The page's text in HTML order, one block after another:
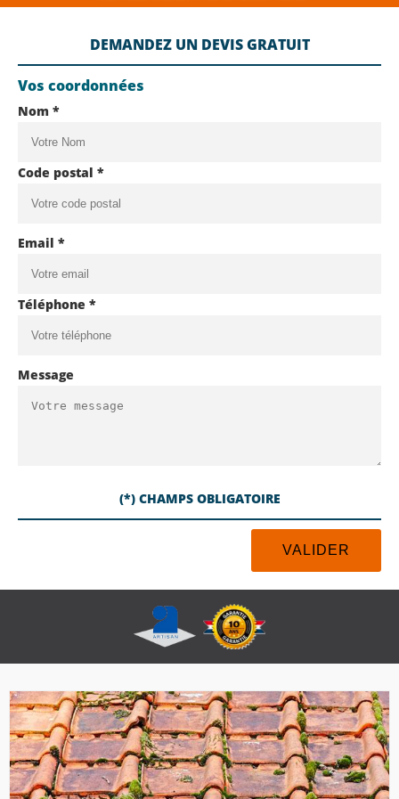
DEMANDEZ UN DEVIS GRATUIT
Vos coordonnées
Nom *
Code postal *
Email *
Téléphone *
Message
(*) CHAMPS OBLIGATOIRE